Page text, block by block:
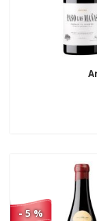
- 5 %